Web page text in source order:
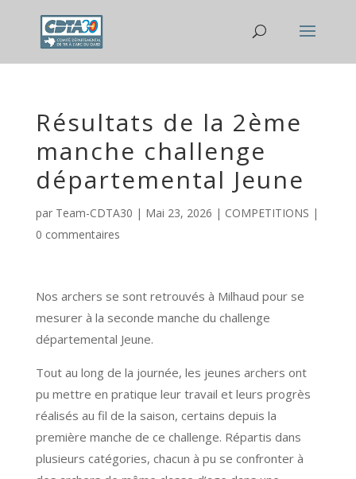
Résultats de la 2ème
manche challenge
départemental Jeune
par Team-CDTA30 | Mai 23, 2026 | COMPETITIONS |
0 commentaires
Nos archers se sont retrouvés à Milhaud pour se
mesurer à la seconde manche du challenge
départemental Jeune.
Tout au long de la journée, les jeunes archers ont
pu mettre en pratique leur travail et leurs progrès
réalisés au fil de la saison, certains depuis la
première manche de ce challenge. Répartis dans
plusieurs catégories, chacun à pu se confronter à